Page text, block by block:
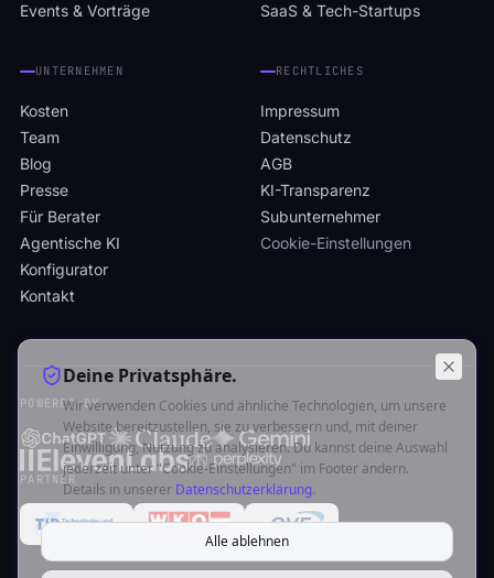
Events & Vorträge
SaaS & Tech-Startups
UNTERNEHMEN
Kosten
Team
Blog
Presse
Für Berater
Agentische KI
Konfigurator
Kontakt
RECHTLICHES
Impressum
Datenschutz
AGB
KI-Transparenz
Subunternehmer
Cookie-Einstellungen
POWERED BY
PARTNER
Deine Privatsphäre.
Wir verwenden Cookies und ähnliche Technologien, um unsere
Website bereitzustellen, sie zu verbessern und, mit deiner
Einwilligung, Nutzung zu analysieren. Du kannst deine Auswahl
jederzeit unter "Cookie-Einstellungen" im Footer ändern.
Details in unserer Datenschutzerklärung.
Alle ablehnen